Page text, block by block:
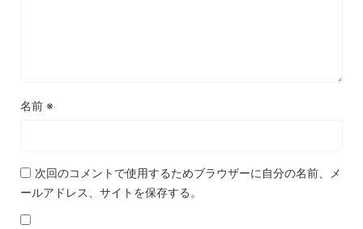
名前 ※
次回のコメントで使用するためブラウザーに自分の名前、メ
ールアドレス、サイトを保存する。